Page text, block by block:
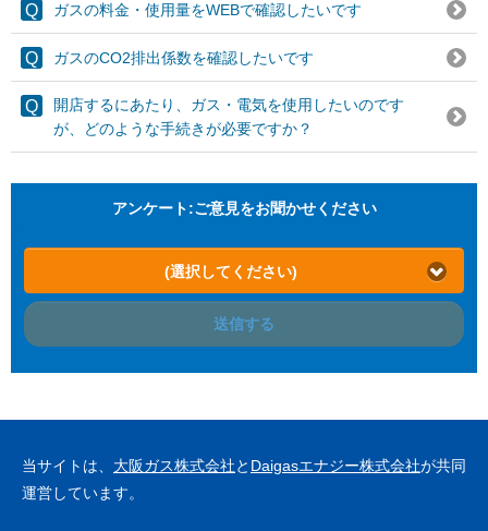
ガスの料金・使用量をWEBで確認したいです
ガスのCO2排出係数を確認したいです
開店するにあたり、ガス・電気を使用したいのです
が、どのような手続きが必要ですか？
アンケート:ご意見をお聞かせください
(選択してください)
送信する
当サイトは、 大阪ガス株式会社と Daigasエナジー株式会社が共同
運営しています。